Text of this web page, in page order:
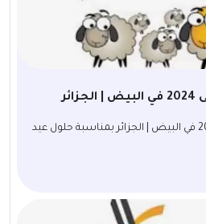
موعد صلاة عيد الأضحى 2024 في البيض | الجزائر بمناسبة حلول عيد